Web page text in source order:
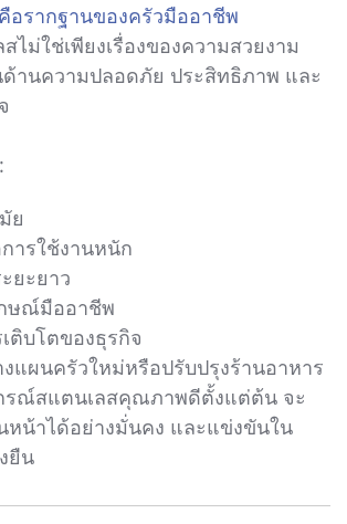
อรากฐานของครัวมืออาชีพ
ไม่ใช่เพียงเรื่องของความสวยงาม
านความปลอดภัย ประสิทธิภาพ และ
ย
ารใช้งานหนัก
ยะยาว
ษณ์มืออาชีพ
ติบโตของธุรกิจ
แผนครัวใหม่หรือปรับปรุงร้านอาหาร
รณ์สแตนเลสคุณภาพดีตั้งแต่ต้น จะ
หน้าได้อย่างมั่นคง และแข่งขันใน
ยืน